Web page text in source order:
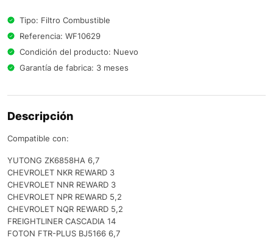
Tipo: Filtro Combustible
Referencia: WF10629
Condición del producto: Nuevo
Garantía de fabrica: 3 meses
Descripción
Compatible con:
YUTONG ZK6858HA 6,7
CHEVROLET NKR REWARD 3
CHEVROLET NNR REWARD 3
CHEVROLET NPR REWARD 5,2
CHEVROLET NQR REWARD 5,2
FREIGHTLINER CASCADIA 14
FOTON FTR-PLUS BJ5166 6,7